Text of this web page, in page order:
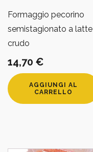
Formaggio pecorino
semistagionato a latte
crudo
14,70 €
AGGIUNGI AL
CARRELLO